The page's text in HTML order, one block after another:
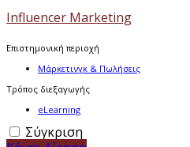
Influencer Marketing
Επιστημονική περιοχή
Μάρκετινγκ & Πωλήσεις
Τρόπος διεξαγωγής
eLearning
Σύγκριση